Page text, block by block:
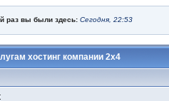
раз вы были здесь: Сегодня, 22:53
хостинг компании 2x4